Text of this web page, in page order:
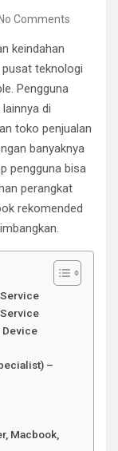
No Comments
keindahan
teknologi
Pengguna
di
toko penjualan
banyaknya
pengguna bisa
perangkat
rekomended
Device
–
Macbook,